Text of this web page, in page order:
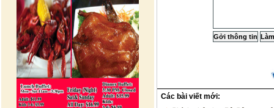
Các bài viết mới: